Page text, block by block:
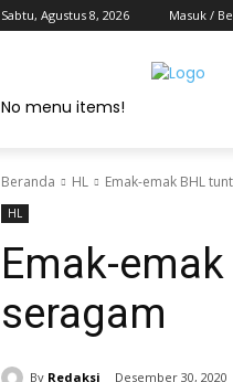
Sabtu, Agustus 8, 2026 Masuk /
No menu items!
Beranda HL Emak-emak BHL
HL
Emak-
seragam
By Redaksi Desember 30, 2020